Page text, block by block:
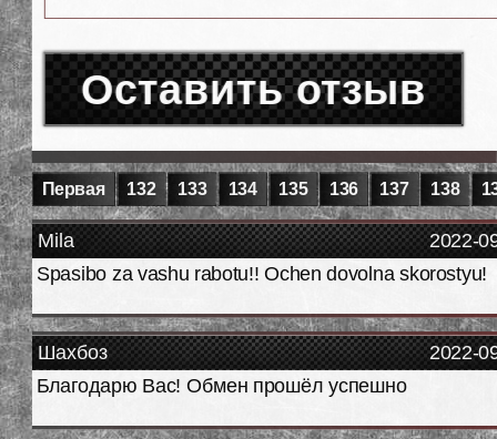
Оставить отзыв
Первая 132 133 134 135 136 137 138
2022-
Mila
Spasibo za vashu rabotu!! Ochen dovolna skorostyu!
2022-
Шахбоз
Благодарю Вас! Обмен прошёл успешно